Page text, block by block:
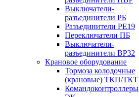
Выключатели-
разъединители РБ
Разъединители РЕ19
Переключатели ПБ
Выключатели-
разъединители ВР32
Крановое оборудование
Тормоза колодочные
(крановые) ТКП/ТКТ
Командоконтроллеры